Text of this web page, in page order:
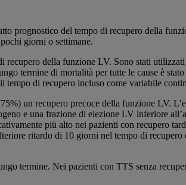
prognostico del tempo di recupero della
giorni o settimane.
della funzione LV. Sono stati
termine di mortalità per tutte le cause è
tempo di recupero incluso come variabile
un recupero precoce della funzione LV.
e una frazione di eiezione LV inferiore
più alto nei pazienti con recupero
ritardo di 10 giorni nel tempo di
termine. Nei pazienti con TTS senza